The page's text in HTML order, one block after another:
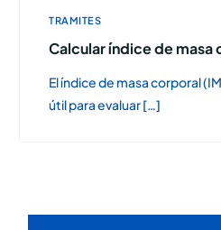
TRAMITES
Calcular índice de masa
El índice de masa corporal
útil para evaluar […]